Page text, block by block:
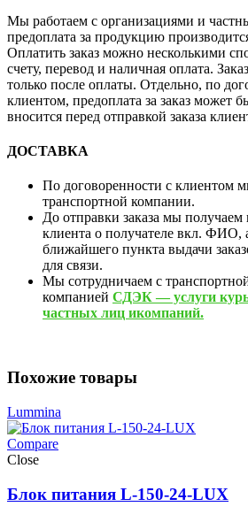
Мы работаем с организациями и
предоплата за продукцию
Оплатить заказ можно несколькими
счету, перевод и наличная оплата.
только после оплаты. Отдельно, по
клиентом, предоплата за заказ может
вносится перед отправкой заказа
ДОСТАВКА
По договоренности с клиентом
транспортной компании.
До отправки заказа мы
клиента о получателе вкл. ФИО,
ближайшего пункта выдачи
для связи.
Мы сотрудничаем с
компанией СДЭК — услуги
частных лиц икомпаний.
Похожие товары
Lummina
Compare
Close
Блок питания L-150-24-LUX